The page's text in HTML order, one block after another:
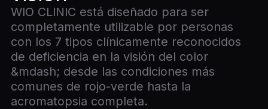
WIO CLINIC está diseñado para ser
completamente utilizable por personas
con los 7 tipos clínicamente reconocidos
de deficiencia en la visión del color
&mdash; desde las condiciones más
comunes de rojo-verde hasta la
acromatopsia completa.